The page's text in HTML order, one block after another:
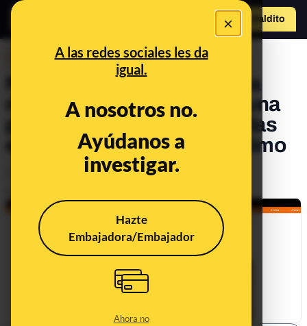
×
A las redes sociales les da
igual.
A nosotros no.
Ayúdanos a
investigar.
Hazte
Embajadora/Embajador
Ahora no
Hazte Maldito
No, Isabel Díaz Ayuso no ha
recomendado invertir con una
plataforma de criptomonedas
en ‘Espejo Público’: es un timo